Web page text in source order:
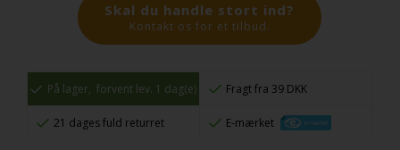
Skal du handle stort ind?
Kontakt os for et tilbud.
På lager,forvent lev. 1 dag(e) Fragt fra 39 DKK
21 dages fuld returret E-mærket